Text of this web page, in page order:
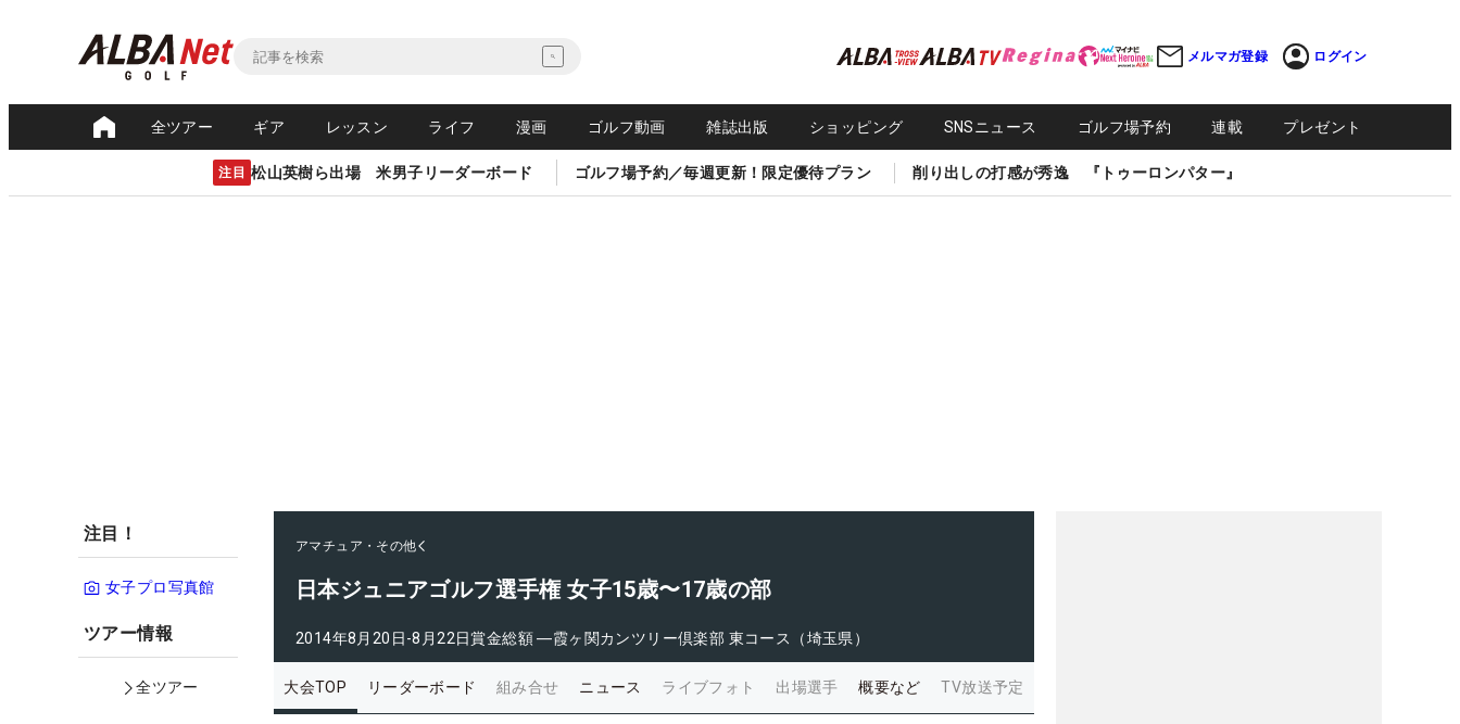
メルマガ登録 ログイン
全ツアー ギア レッスン ライフ 漫画 ゴルフ動画 雑誌出版 ショッピング SNSニュース ゴルフ場予約 連載 プレゼント
注目 松山英樹ら出場 米男子リーダーボード ゴルフ場予約／毎週更新！限定優待プラン 削り出しの打感が秀逸 『トゥーロンパター』
注目！
女子プロ写真館
ツアー情報
全ツアー
アマチュア・その他
日本ジュニアゴルフ選手権 女子15歳〜17歳の部
2014年8月20日-8月22日賞金総額 ―霞ヶ関カンツリー倶楽部 東コース（埼玉県）
大会TOP リーダーボード 組み合せ ニュース ライブフォト 出場選手 概要など TV放送予定